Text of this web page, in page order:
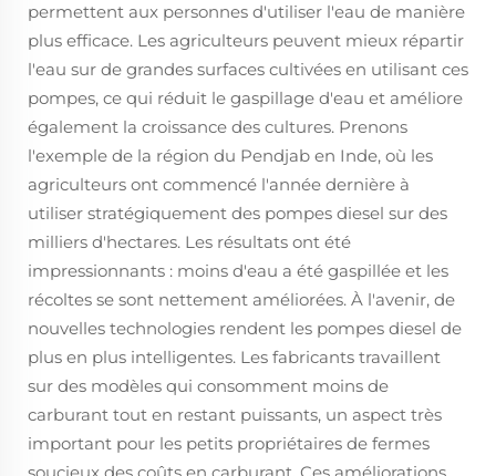
permettent aux personnes d'utiliser l'eau de manière
plus efficace. Les agriculteurs peuvent mieux répartir
l'eau sur de grandes surfaces cultivées en utilisant ces
pompes, ce qui réduit le gaspillage d'eau et améliore
également la croissance des cultures. Prenons
l'exemple de la région du Pendjab en Inde, où les
agriculteurs ont commencé l'année dernière à
utiliser stratégiquement des pompes diesel sur des
milliers d'hectares. Les résultats ont été
impressionnants : moins d'eau a été gaspillée et les
récoltes se sont nettement améliorées. À l'avenir, de
nouvelles technologies rendent les pompes diesel de
plus en plus intelligentes. Les fabricants travaillent
sur des modèles qui consomment moins de
carburant tout en restant puissants, un aspect très
important pour les petits propriétaires de fermes